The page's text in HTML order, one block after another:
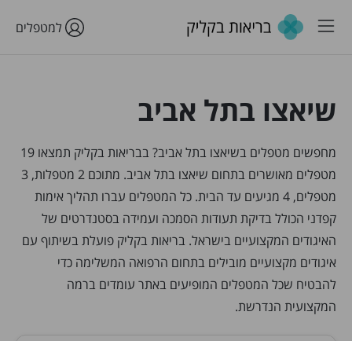
למטפלים
שיאצו בתל אביב
מחפשים מטפלים בשיאצו בתל אביב? בבריאות בקליק תמצאו 19
מטפלים מאושרים בתחום שיאצו בתל אביב. מתוכם 2 מטפלות, 3
מטפלים, 4 מגיעים עד הבית. כל המטפלים עברו תהליך אימות
קפדני הכולל בדיקת תעודות הסמכה ועמידה בסטנדרטים של
האיגודים המקצועיים בישראל. בריאות בקליק פועלת בשיתוף עם
איגודים מקצועיים מובילים בתחום הרפואה המשלימה כדי
להבטיח שכל המטפלים המופיעים באתר עומדים ברמה
המקצועית הנדרשת.